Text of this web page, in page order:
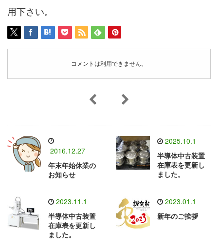
用下さい。
コメントは利用できません。
2016.12.27
年末年始休業の
お知らせ
2025.10.1
半導体中古装置
在庫表を更新し
ました。
2023.11.1
半導体中古装置
在庫表を更新し
ました。
2023.01.1
新年のご挨拶